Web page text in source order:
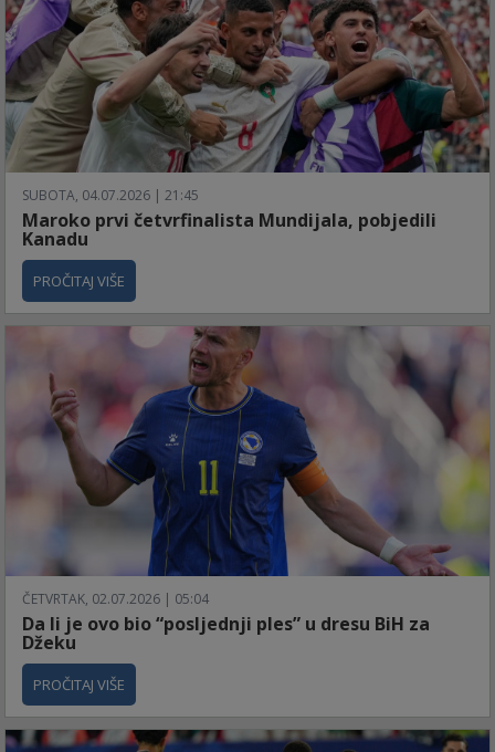
SUBOTA, 04.07.2026 | 21:45
Maroko prvi četvrfinalista Mundijala, pobjedili
Kanadu
PROČITAJ VIŠE
ČETVRTAK, 02.07.2026 | 05:04
Da li je ovo bio “posljednji ples” u dresu BiH za
Džeku
PROČITAJ VIŠE